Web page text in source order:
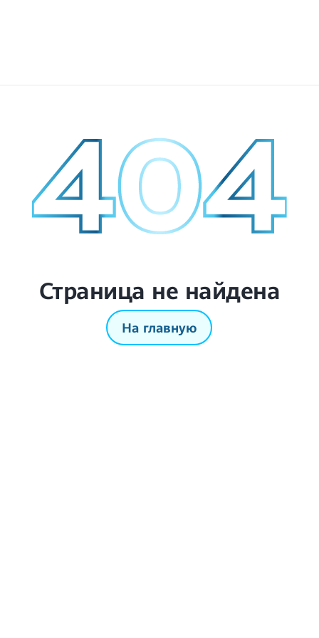
Страница не найдена
На главную